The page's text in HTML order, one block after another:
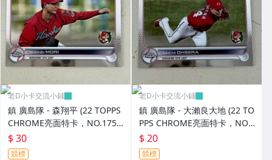
老D小卡交流小鋪
鎮 廣島隊 - 森翔平 (22 TOPPS
CHROME亮面特卡，NO.175)
RC新人卡
$ 30
競標
老D小卡交流小鋪
鎮 廣島隊 - 大瀨良大地 (22 TO
PPS CHROME亮面特卡，NO.
176)
$ 20
競標